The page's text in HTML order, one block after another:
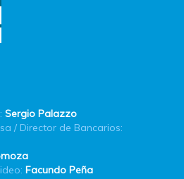
Sergio Palazzo
/ Director de Bancarios:
Facundo Peña